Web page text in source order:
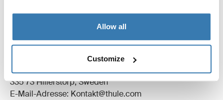
Allow all
Customize
Herstellungsinformationen
Eingetragenes Warenzeichen: Thule Schweden AB
Name des Herstellers: Thule Schweden
Adresse des Herstellers: Borggatan 5,
335 73 Hillerstorp, Sweden
E-Mail-Adresse: Kontakt@thule.com